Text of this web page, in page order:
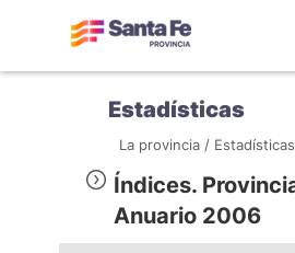
Estadísticas
La provincia /
Índices.
Anuario 2006